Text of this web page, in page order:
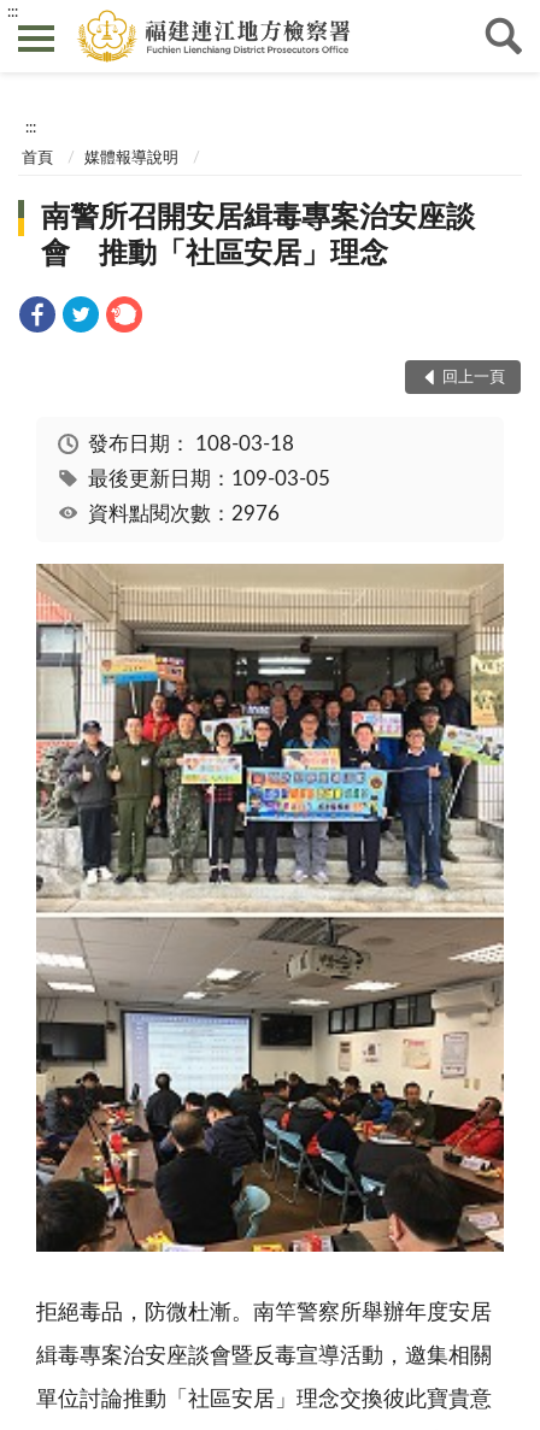
:::
:::
首頁 媒體報導說明
南警所召開安居緝毒專案治安座談
會 推動「社區安居」理念
回上一頁
發布日期： 108-03-18
最後更新日期：109-03-05
資料點閱次數：2976
拒絕毒品，防微杜漸。南竿警察所舉辦年度安居
緝毒專案治安座談會暨反毒宣導活動，邀集相關
單位討論推動「社區安居」理念交換彼此寶貴意